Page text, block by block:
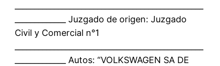
_____________ Juzgado de origen: Juzgado
Civil y Comercial n°1
_____________ Autos: “VOLKSWAGEN SA DE